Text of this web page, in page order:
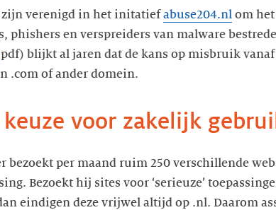
zijn verenigd in het initatiefabuse204.nl om
phishers en verspreiders van malware
pdf) blijkt al jaren dat de kans op misbruik
.com of ander domein.
keuze voor zakelijk
bezoekt per maand ruim 250 verschillende
Bezoekt hij sites voor ‘serieuze’
eindigen deze vrijwel altijd op .nl. Daarom